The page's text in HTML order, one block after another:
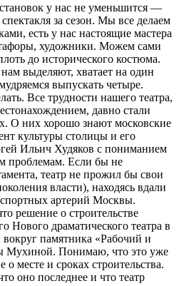
у нас не уменьшится —
за сезон. Мы все делаем
есть у нас настоящие мастера
художники. Можем сами
до исторического костюма.
выделяют, хватает на один
выпускать четыре.
Все трудности нашего театра,
давно стали
О них хорошо знают московские
культуры столицы и его
Ильич Худяков с пониманием
проблемам. Если бы не
театр не прожил бы свои
власти), находясь вдали
артерий Москвы.
решение о строительстве
Нового драматического театра в
вокруг памятника «Рабочий и
Мухиной. Понимаю, что это уже
о месте и сроках строительства.
оно последнее и что театр